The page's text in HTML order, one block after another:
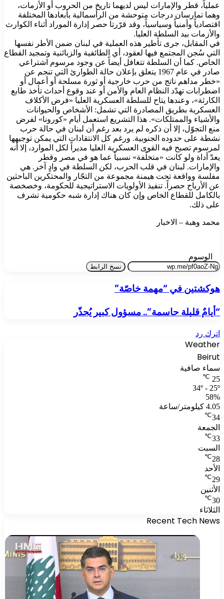
عملياً، قطر والإمارات ليس لديهما تاريخ من الحروب أو الأزمات،
وهما تمارسان درجات متوحشة من الرأسمالية بأبعادها المختلفة
اقتصادياً وأمنياً وسياسياً، وقد قرّرتا حصر إدارة الموراد أثناء الكوارث
والأزمات بيد السلطة العليا.
في المقابل، جرى تأطير هذه العملية في لبنان ضمن الأطر نفسها
التي سُجن المجتمع فيها لعقود، أي الطائفية والزبائنية وتمجيد القطاع
الخاص. كما أن السلطة تتغافل أيضاً عن وجود مرسوم اشتراعي
صادر في عام 1967 يتعلق بإعلان حالة الطوارئ التي تنجم عن
«خطر مداهم ناتج من حرب خارجية أو ثورة مسلحة أو أعمال أو
اضطرابات تهدّد النظام العام والأمن أو عند وقوع أحداث تأخذ طابع
الكارثة»، وعندها يتاح للسلطة العسكرية العليا «فرض الأكلاف
العسكرية بطريق المصادرة التي تشمل: الأشخاص والحيوانات
والأشياء والممتلكات». هذا التشريع استعمل أيام «كورونا» لفرض
منع التجوّل، إلا أن ذكره لم يرد بعد رغم أن لبنان في حالة حرب
نشطة على حدوده الجنوبية. ورغم كل الانتقادات التي يمكن توجيهها
لمرسوم تصبح فيه القوى العسكرية العليا مديراً لكل الموارد، إلا أنه
يعدّ أداة ولو كانت «متخلّفة» نسبياً عما هو في مصر وقطر
والإمارات. لبنان في قلب الحرب، لكن السلطة في وادٍ آخر. هي
مفلسة وواقعة تحت هيمنة مجموعة من التجّار والمحتكرين الباحثين
عن الأرباح حصراً. تنفيذ الأولويات الاستراتيجية للحكومة، وخصخصة
بالكامل للقطاع الخاص وإن كان هناك إدارة شبه حكومية تشرف
على ذلك.
محمد وهبة – الاخبار
الوسوم
نسخ الرابط
هوكشتين في “مهمة خاصّة”
“أيامٌ قليلة حاسمة”.. مسؤول كبير يُحذّر
اترك رد
Weather
Beirut
سماء صافية
25
℃
34º - 25º
58%
4.05 كيلومتر/ساعة
34
℃
الجمعة
33
℃
السبت
28
℃
الأحد
29
℃
الأثنين
30
℃
الثلاثاء
Recent Tech News